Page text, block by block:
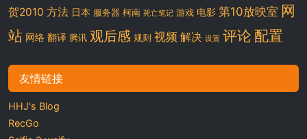
贺2010 方法 日本 服务器 柯南 死亡笔记 游戏 电影 第10放映室 网
站 网络 翻译 腾讯 观后感 规则 视频 解决 设置 评论 配置
友情链接
HHJ's Blog
RecGo